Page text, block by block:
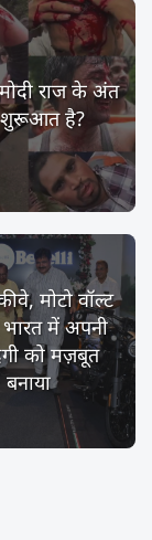
राज के अंत
है?
मोटो वॉल्ट
भारत में अपनी
को मज़बूत
बनाया